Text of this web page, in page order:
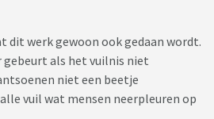
dit werk gewoon ook gedaan wordt.
gebeurt als het vuilnis niet
niet een beetje
vuil wat mensen neerpleuren op